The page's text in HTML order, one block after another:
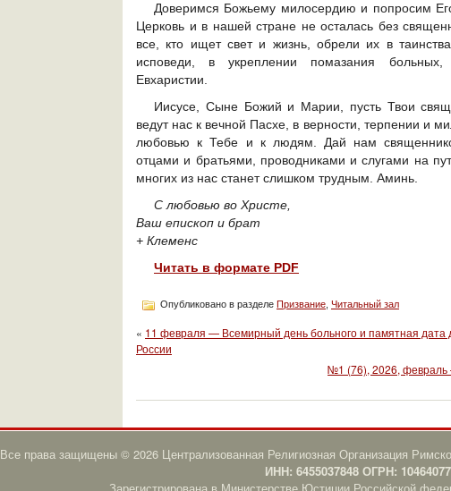
Доверимся Божьему милосердию и попросим
Церковь и в нашей стране не осталась без
все, кто ищет свет и жизнь, обрели их в
исповеди, в укреплении помазания
Евхаристии.
Иисусе, Сыне Божий и Марии, пусть Твои
ведут нас к вечной Пасхе, в верности, терпении и
любовью к Тебе и к людям. Дай нам
отцами и братьями, проводниками и слугами на
многих из нас станет слишком трудным. Аминь.
С любовью во Христе,
Ваш епископ и брат
+ Клеменс
Читать в формате PDF
Опубликовано в разделе Призвание Читальный зал
« 11 февраля — Всемирный день больного и памятная дата
России
№1 (76), 2026, февраль
Все права защищены © 2026 Централизованная Религиозная Организация
ИНН: 6455037848 ОГРН: